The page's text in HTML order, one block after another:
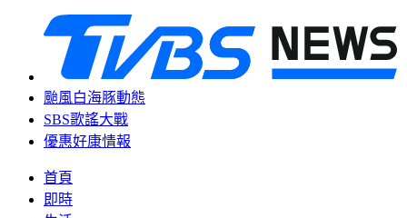
颱風白海豚動態
SBS歌謠大戰
優惠好康情報
首頁
即時